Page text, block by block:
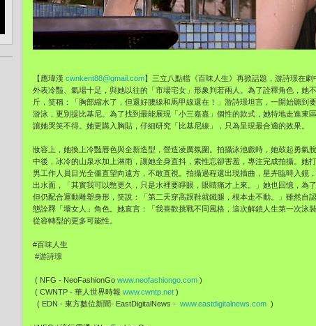
【應瑋漢 cwnkent88@gmail.com】三立八點檔《百味人生》再掀話題，游詩璟在
外表冷豔、氣場十足，與她以往的「市場宅女」形象判若兩人。為了詮釋角色，她
斤，笑稱：「胸部縮水了，但還好腰線和馬甲線還在！」游詩璟坦言，一開始聽到
游泳，更別提比基尼。為了找到最能展現「小三嘉嘉」個性的款式，她特地走進東
讓她哭笑不得。她更購入胸貼，仔細研究「比基尼線」，只為呈現最合適的效果。
妝容上，她換上冷豔唇色與全新造型，營造凌厲氛圍。拍攝泳池戲時，她鼓起勇氣
中後，冰冷的山泉水加上淋雨，讓她全身直抖，索性忘卻害羞，專注完成拍攝。她
男工作人員目光全僵直望向遠方，不敢直視。拍攝過程還出現插曲，星卉臨時入鏡
出水面，「其實我可以憋更久，只是水裡要睜眼，眼睛痛才上來。」她也回憶，為
但仍配合運動雕塑身形，笑說：「第二天穿高跟鞋就鐵腿，根本走不動。」雖然自
態詮釋「壞女人」角色。她直言：「我喜歡挑戰不同風格，這次解鎖人生第一次泳
從容轉型的更多可能性。
#百味人生
#游詩璟
( NFG - NeoFashionGo www.neofashiongo.com )
( CWNTP - 華人世界時報 www.cwntp.net )
( EDN - 東方數位新聞- EastDigitalNews - www.eastdigitalnews.com )